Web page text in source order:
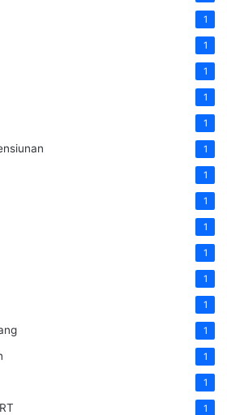
1
1
1
1
1
1
1
1
1
1
1
1
1
1
1
1